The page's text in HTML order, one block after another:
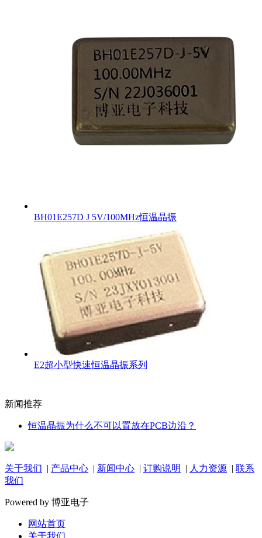
BH01E257D J 5V/100MHz恒温晶振
E2超小型快速恒温晶振系列
新闻推荐
恒温晶振为什么不可以置放在PCB边沿？
关于我们 | 产品中心 | 新闻中心 | 订购说明 | 人力资源 | 联系
我们
Powered by 博亚电子
网站首页
关于我们